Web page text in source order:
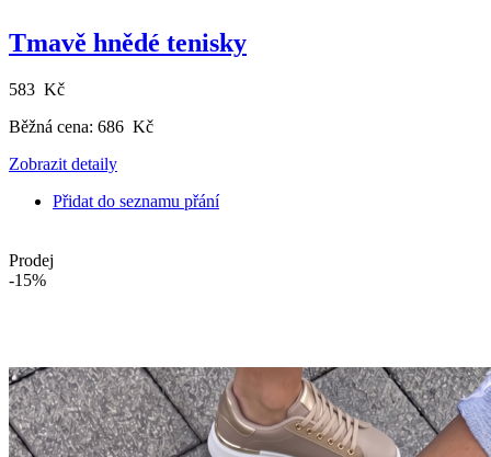
Tmavě hnědé tenisky
583 Kč
Běžná cena: 686 Kč
Zobrazit detaily
Přidat do seznamu přání
Prodej
-15%